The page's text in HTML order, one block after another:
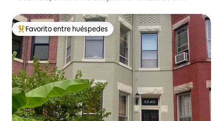
Favorito entre huéspedes preferido
Favorito entre huéspedes